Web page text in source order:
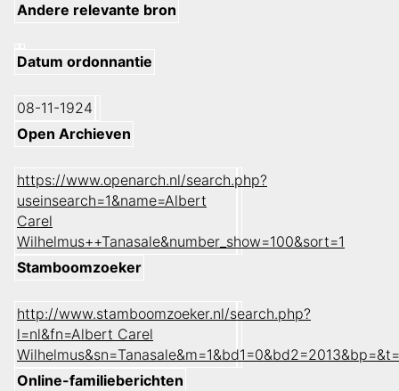
Andere relevante bron
Datum ordonnantie
08-11-1924
Open Archieven
https://www.openarch.nl/search.php?
useinsearch=1&name=Albert
Carel
Wilhelmus++Tanasale&number_show=100&sort=1
Stamboomzoeker
http://www.stamboomzoeker.nl/search.php?
l=nl&fn=Albert Carel
Online-familieberichten